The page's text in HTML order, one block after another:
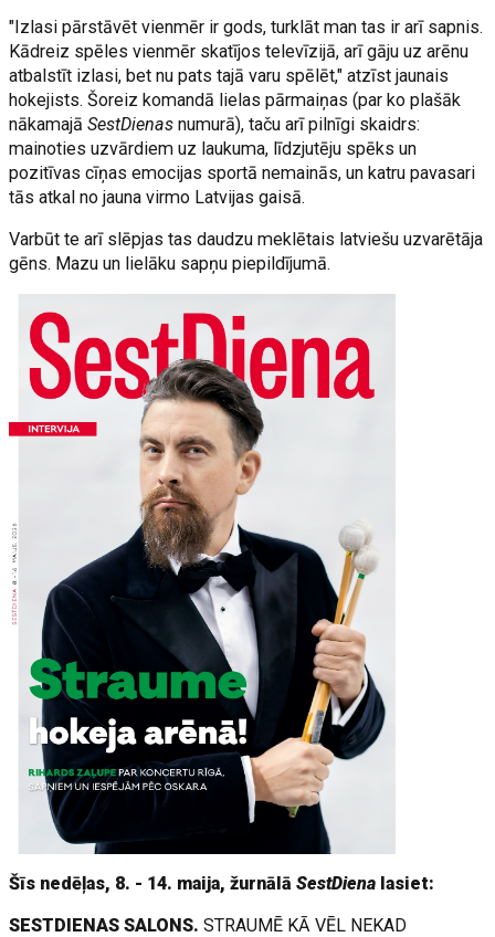
"Izlasi pārstāvēt vienmēr ir gods, turklāt man tas ir arī sapnis.
Kādreiz spēles vienmēr skatījos televīzijā, arī gāju uz arēnu
atbalstīt izlasi, bet nu pats tajā varu spēlēt," atzīst jaunais
hokejists. Šoreiz komandā lielas pārmaiņas (par ko plašāk
nākamajāSestDienasnumurā), taču arī pilnīgi skaidrs:
mainoties uzvārdiem uz laukuma, līdzjutēju spēks un
pozitīvas cīņas emocijas sportā nemainās, un katru pavasari
tās atkal no jauna virmo Latvijas gaisā.
Varbūt te arī slēpjas tas daudzu meklētais latviešu uzvarētāja
gēns. Mazu un lielāku sapņu piepildījumā.
Šīs nedēļas, 8. - 14. maija, žurnālāSestDiena lasiet:
SESTDIENAS SALONS. STRAUMĒ KĀ VĒL NEKAD